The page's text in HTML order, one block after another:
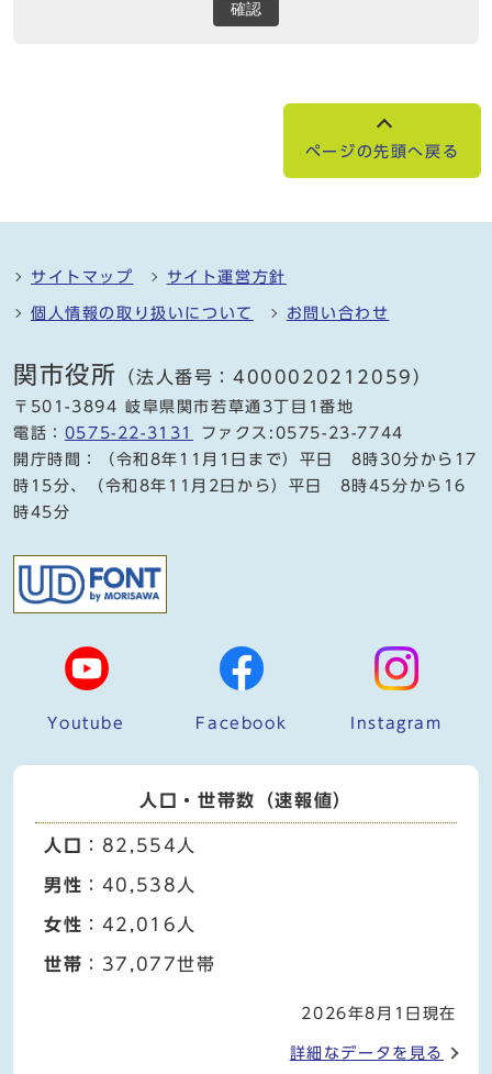
確認
ページの先頭へ戻る
サイトマップ サイト運営方針
個人情報の取り扱いについて お問い合わせ
関市役所 （法人番号：4000020212059）
〒501-3894 岐阜県関市若草通3丁目1番地
電話： 0575-22-3131
ファクス:0575-23-7744
開庁時間：（令和8年11月1日まで）平日 8時30分から17
時15分、（令和8年11月2日から）平日 8時45分から16
時45分
Youtube Facebook Instagram
人口・世帯数（速報値）
人口 ：82,554人
男性 ：40,538人
女性 ：42,016人
世帯 ：37,077世帯
2026年8月1日現在
詳細なデータを見る